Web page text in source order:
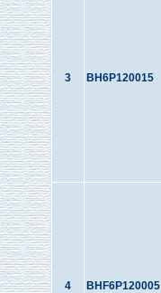
3 BH6P120015
4 BHF6P120005